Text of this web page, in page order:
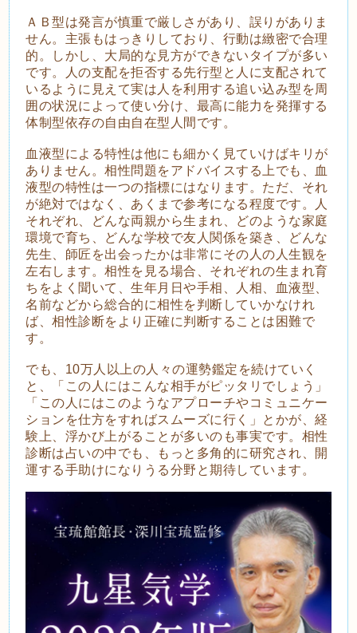
ＡＢ型は発言が慎重で厳しさがあり、誤りがありま
せん。主張もはっきりしており、行動は緻密で合理
的。しかし、大局的な見方ができないタイプが多い
です。人の支配を拒否する先行型と人に支配されて
いるように見えて実は人を利用する追い込み型を周
囲の状況によって使い分け、最高に能力を発揮する
体制型依存の自由自在型人間です。
血液型による特性は他にも細かく見ていけばキリが
ありません。相性問題をアドバイスする上でも、血
液型の特性は一つの指標にはなります。ただ、それ
が絶対ではなく、あくまで参考になる程度です。人
それぞれ、どんな両親から生まれ、どのような家庭
環境で育ち、どんな学校で友人関係を築き、どんな
先生、師匠を出会ったかは非常にその人の人生観を
左右します。相性を見る場合、それぞれの生まれ育
ちをよく聞いて、生年月日や手相、人相、血液型、
名前などから総合的に相性を判断していかなけれ
ば、相性診断をより正確に判断することは困難で
す。
でも、10万人以上の人々の運勢鑑定を続けていく
と、「この人にはこんな相手がピッタリでしょう」
「この人にはこのようなアプローチやコミュニケー
ションを仕方をすればスムーズに行く」とかが、経
験上、浮かび上がることが多いのも事実です。相性
診断は占いの中でも、もっと多角的に研究され、開
運する手助けになりうる分野と期待しています。